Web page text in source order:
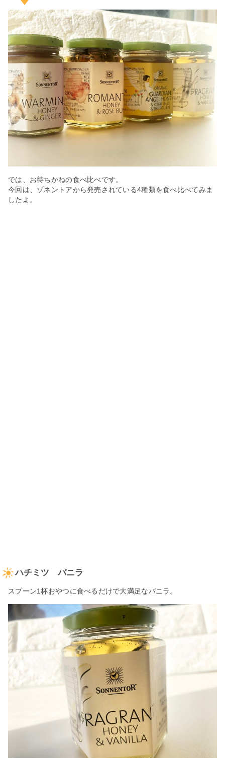
では、お待ちかねの食べ比べです。
今回は、ゾネントアから発売されている4種類を食べ比べてみま
したよ。
ハチミツ バニラ
スプーン1杯おやつに食べるだけで大満足なバニラ。